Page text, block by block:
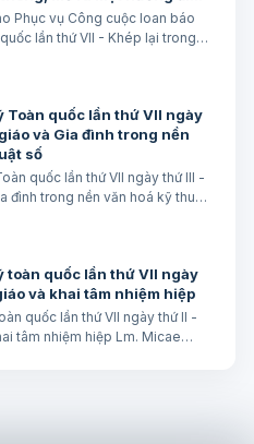
huấn giáo Việt Nam
Phục vụ Công cuộc loan báo
lần thứ VII - Khép lại trong
Toàn quốc lần thứ VII ngày
và Gia đình trong nền
số
quốc lần thứ VII ngày thứ III -
đình trong nền văn hoá kỹ thuật
toàn quốc lần thứ VII ngày
và khai tâm nhiệm hiệp
quốc lần thứ VII ngày thứ II -
tâm nhiệm hiệp Lm. Micae